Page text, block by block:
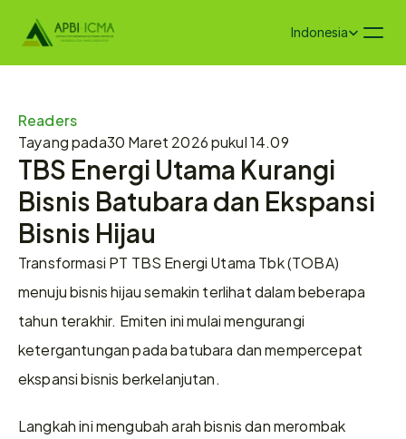
Select Language
Indonesia
Readers
Tayang pada30 Maret 2026 pukul 14.09
TBS Energi Utama Kurangi
Bisnis Batubara dan Ekspansi
Bisnis Hijau
Transformasi PT TBS Energi Utama Tbk (TOBA)
menuju bisnis hijau semakin terlihat dalam beberapa
tahun terakhir. Emiten ini mulai mengurangi
ketergantungan pada batubara dan mempercepat
ekspansi bisnis berkelanjutan.
Langkah ini mengubah arah bisnis dan merombak